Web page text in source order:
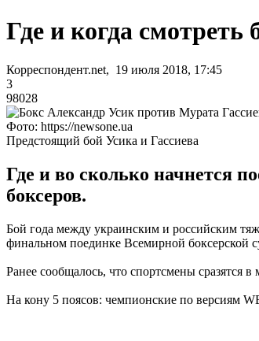
Где и когда смотреть
Корреспондент.net, 19 июля 2018, 17:45
3
98028
Фото: https://newsone.ua
Предстоящий бой Усика и Гассиева
Где и во сколько начнется
боксеров.
Бой года между украинским и российским
финальном поединке Всемирной боксерской
Ранее сообщалось, что спортсмены сразятся
На кону 5 поясов: чемпионские по версиям